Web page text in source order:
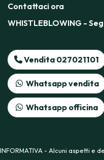
Contattaci ora
WHISTLEBLOWING -
Vendita 027021101
Whatsapp vendita
Whatsapp officina
INFORMATIVA - Alcuni aspetti e